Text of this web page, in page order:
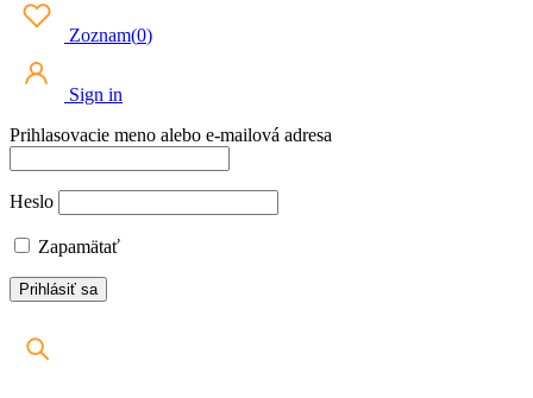
Zoznam(0)
Sign in
Prihlasovacie meno alebo e-mailová adresa
Heslo
Zapamätať